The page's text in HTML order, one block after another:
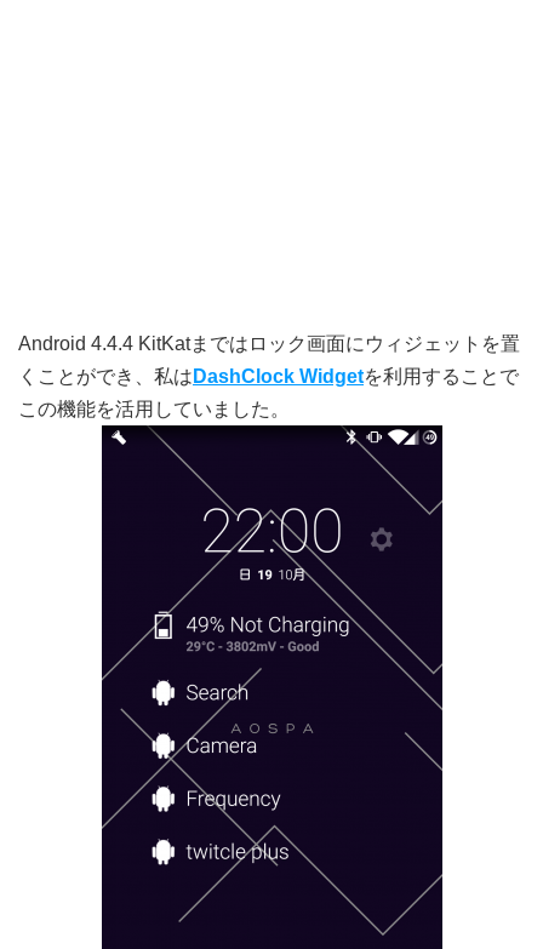
Android 4.4.4 KitKatまではロック画面にウィジェットを置
くことができ、私は DashClock Widgetを利用することで
この機能を活用していました。